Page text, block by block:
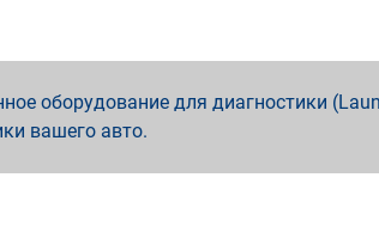
оборудование для диагностики
вашего авто.